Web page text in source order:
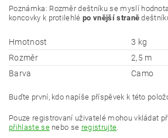
Poznámka: Rozměr deštníku se myslí
koncovky k protilehlépo vnější straně
Hmotnost
3 kg
Rozměr
2,5 m
Barva
Camo
Buďte první, kdo napíše příspěvek k této
Pouze registrovaní uživatelé mohou vkládat
přihlaste senebo se registrujte.